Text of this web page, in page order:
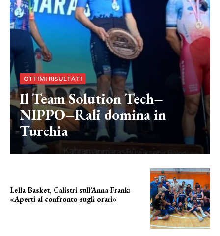
OTTIMI RISULTATI
Il Team Solution Tech–
NIPPO–Rali domina in
Turchia
Lella Basket, Calistri sull’Anna Frank:
«Aperti al confronto sugli orari»